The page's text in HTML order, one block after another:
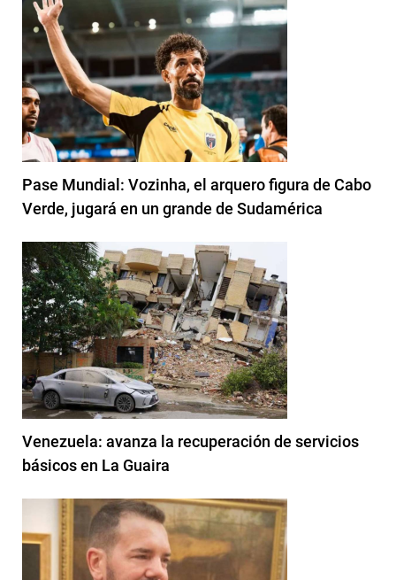
Pase Mundial: Vozinha, el arquero figura de Cabo
Verde, jugará en un grande de Sudamérica
Venezuela: avanza la recuperación de servicios
básicos en La Guaira